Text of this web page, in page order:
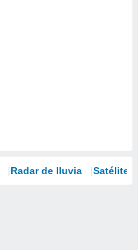
Radar de lluvia Satélites